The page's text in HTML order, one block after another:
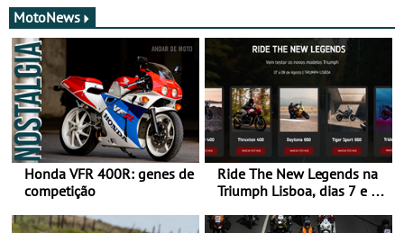
MotoNews
Honda VFR 400R: genes de
competição
Ride The New Legends na
Triumph Lisboa, dias 7 e 8